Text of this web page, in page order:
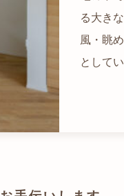
る大き
風・眺
としてい
夫する
テンを
す。
Works
自然の
ドなゲ
る都市
かつて
世帯の